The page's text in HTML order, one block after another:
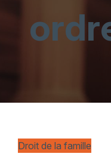
Droit de la famille